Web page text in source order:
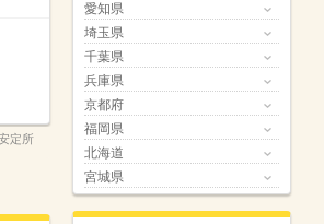
定所
愛知県
埼玉県
千葉県
兵庫県
京都府
福岡県
北海道
宮城県